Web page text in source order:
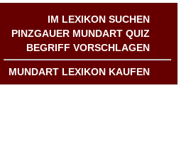
IM LEXIKON SUCHEN
PINZGAUER MUNDART QUIZ
BEGRIFF VORSCHLAGEN
MUNDART LEXIKON KAUFEN